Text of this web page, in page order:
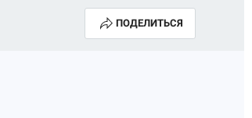
ПОДЕЛИТЬСЯ